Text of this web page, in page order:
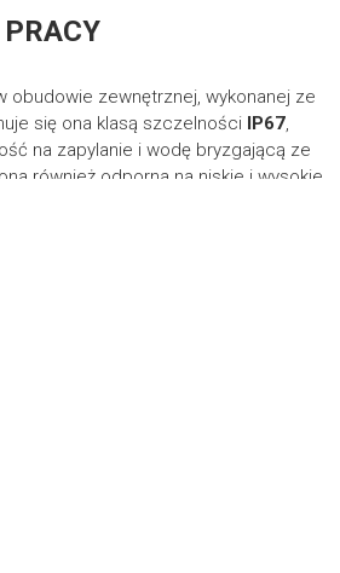
obudowie zewnętrznej, wykonanej ze
się ona klasą szczelności IP67
na zapylanie i wodę bryzgającą ze
również odporna na niskie i wysokie
Deside